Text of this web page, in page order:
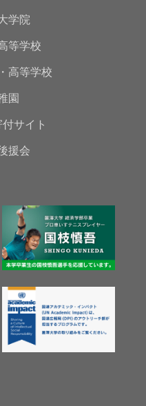
学院
等学校
高等学校
園
サイト
援会